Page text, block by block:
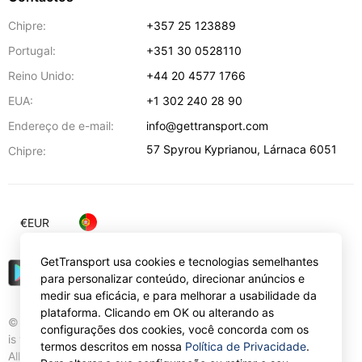
Chipre:
+357 25 123889
Portugal:
+351 30 0528110
Reino Unido:
+44 20 4577 1766
EUA:
+1 302 240 28 90
Endereço de e-mail:
info@gettransport.com
Chipre:
57 Spyrou Kyprianou, Lárnaca 6051
© Gettransport International Limited. GetTransport®
is trademark of Gettransport International Limited.
All rights reserved.
€EUR
GetTransport usa cookies e tecnologias semelhantes
para personalizar conteúdo, direcionar anúncios e
medir sua eficácia, e para melhorar a usabilidade da
plataforma. Clicando em OK ou alterando as
configurações dos cookies, você concorda com os
termos descritos em nossa Política de Privacidade.